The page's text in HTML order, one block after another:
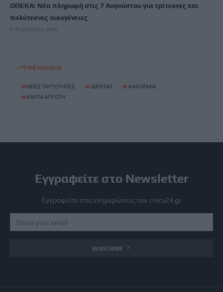
ΟΠΕΚΑ: Νέα πληρωμή στις 7 Αυγούστου για τρίτεκνες και
πολύτεκνες οικογένειες
6 Αυγούστου, 2026
TRENDING
# ΝΕΕΣ ΤΑΥΤΟΤΗΤΕΣ # ΙΔΡΩΤΑΣ # ΚΑΚΟΣΜΙΑ
# ΚΑΡΤΑ ΑΓΡΟΤΗ
Εγγραφείτε στο Newsletter
Εγγραφείτε στις ενημερώσεις του creta24.gr
SUBSCRIBE